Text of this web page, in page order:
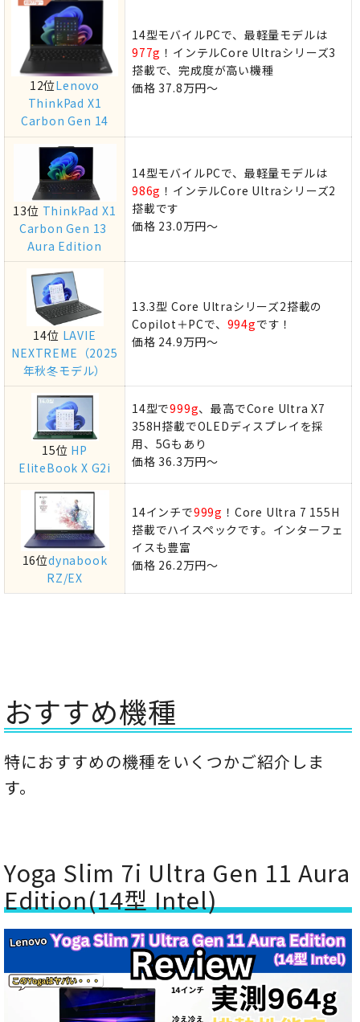
12位Lenovo
ThinkPad X1
Carbon Gen 14
14型モバイルPCで、最軽量モデルは
977g ！インテルCore Ultraシリーズ3
搭載で、完成度が高い機種
価格 37.8万円～
13位 ThinkPad X1
Carbon Gen 13 ​
Aura Edition
14型モバイルPCで、最軽量モデルは
986g ！インテルCore Ultraシリーズ2
搭載です
価格 23.0万円～
14位 LAVIE
NEXTREME（2025
年秋冬モデル）
13.3型 Core Ultraシリーズ2搭載の
Copilot＋PCで、 994gです！
価格 24.9万円～
15位 HP
EliteBook X G2i
14型で999g、最高でCore Ultra X7
358H搭載でOLEDディスプレイを採
用、5Gもあり
価格 36.3万円～
16位dynabook
RZ/EX
14インチで999g ！Core Ultra 7 155H
搭載でハイスペックです。インターフェ
イスも豊富
価格 26.2万円～
おすすめ機種
特におすすめの機種をいくつかご紹介しま
す。
Yoga Slim 7i Ultra Gen 11 Aura
Edition(14型 Intel)